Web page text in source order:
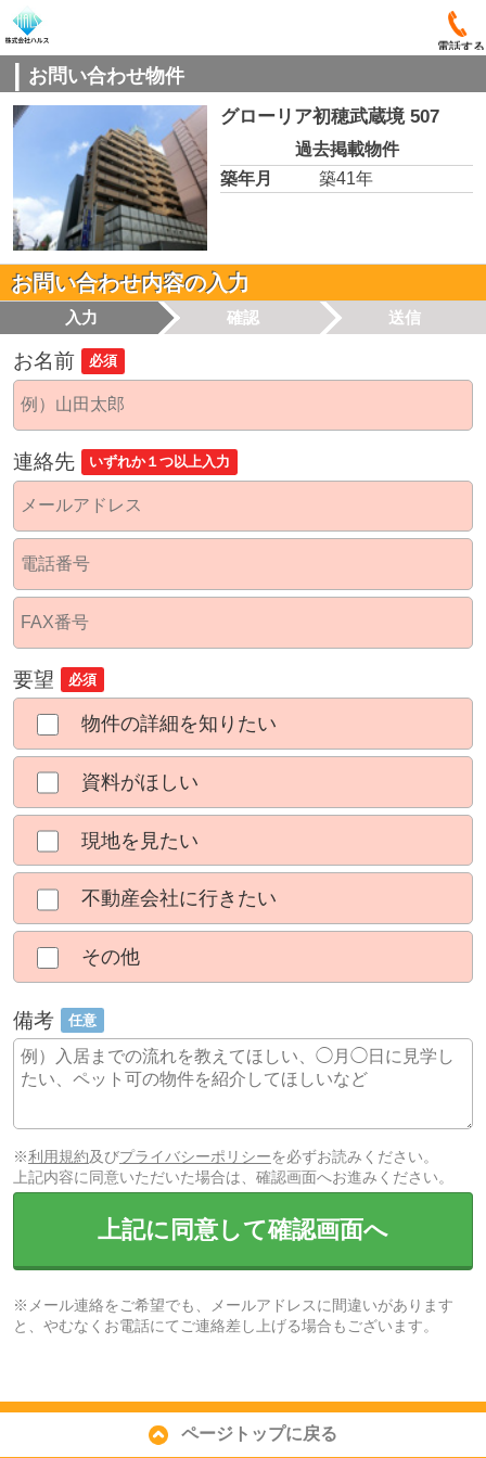
電話する
お問い合わせ物件
グローリア初穂武蔵境 507
過去掲載物件
築年月
築41年
お問い合わせ内容の入力
入力 確認 送信
お名前 必須
連絡先 いずれか１つ以上入力
要望 必須
物件の詳細を知りたい
資料がほしい
現地を見たい
不動産会社に行きたい
その他
備考 任意
※利用規約及びプライバシーポリシーを必ずお読みください。
上記内容に同意いただいた場合は、確認画面へお進みください。
上記に同意して確認画面へ
※メール連絡をご希望でも、メールアドレスに間違いがあります
と、やむなくお電話にてご連絡差し上げる場合もございます。
ページトップに戻る